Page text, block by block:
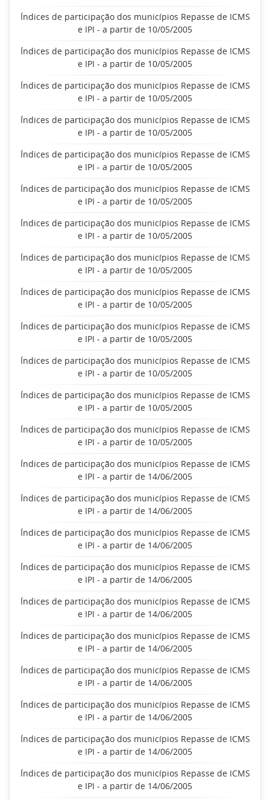
Índices de participação dos municípios Repasse de ICMS
e IPI - a partir de 10/05/2005
Índices de participação dos municípios Repasse de ICMS
e IPI - a partir de 10/05/2005
Índices de participação dos municípios Repasse de ICMS
e IPI - a partir de 10/05/2005
Índices de participação dos municípios Repasse de ICMS
e IPI - a partir de 10/05/2005
Índices de participação dos municípios Repasse de ICMS
e IPI - a partir de 10/05/2005
Índices de participação dos municípios Repasse de ICMS
e IPI - a partir de 10/05/2005
Índices de participação dos municípios Repasse de ICMS
e IPI - a partir de 10/05/2005
Índices de participação dos municípios Repasse de ICMS
e IPI - a partir de 10/05/2005
Índices de participação dos municípios Repasse de ICMS
e IPI - a partir de 10/05/2005
Índices de participação dos municípios Repasse de ICMS
e IPI - a partir de 10/05/2005
Índices de participação dos municípios Repasse de ICMS
e IPI - a partir de 10/05/2005
Índices de participação dos municípios Repasse de ICMS
e IPI - a partir de 10/05/2005
Índices de participação dos municípios Repasse de ICMS
e IPI - a partir de 10/05/2005
Índices de participação dos municípios Repasse de ICMS
e IPI - a partir de 14/06/2005
Índices de participação dos municípios Repasse de ICMS
e IPI - a partir de 14/06/2005
Índices de participação dos municípios Repasse de ICMS
e IPI - a partir de 14/06/2005
Índices de participação dos municípios Repasse de ICMS
e IPI - a partir de 14/06/2005
Índices de participação dos municípios Repasse de ICMS
e IPI - a partir de 14/06/2005
Índices de participação dos municípios Repasse de ICMS
e IPI - a partir de 14/06/2005
Índices de participação dos municípios Repasse de ICMS
e IPI - a partir de 14/06/2005
Índices de participação dos municípios Repasse de ICMS
e IPI - a partir de 14/06/2005
Índices de participação dos municípios Repasse de ICMS
e IPI - a partir de 14/06/2005
Índices de participação dos municípios Repasse de ICMS
e IPI - a partir de 14/06/2005